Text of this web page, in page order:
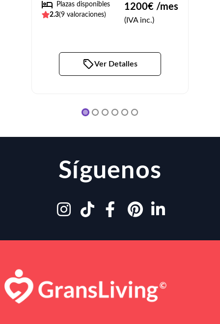
Plazas disponibles
2.3(9 valoraciones)
1200€ /mes
(IVA inc.)
Ver Detalles
Síguenos